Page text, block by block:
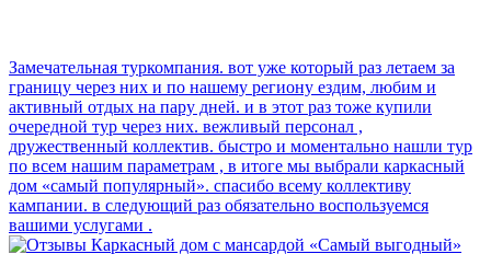
Замечательная туркомпания. вот уже который раз летаем за
границу через них и по нашему региону ездим, любим и
активный отдых на пару дней. и в этот раз тоже купили
очередной тур через них. вежливый персонал ,
дружественный коллектив. быстро и моментально нашли тур
по всем нашим параметрам , в итоге мы выбрали каркасный
дом «самый популярный». спасибо всему коллективу
кампании. в следующий раз обязательно воспользуемся
вашими услугами .